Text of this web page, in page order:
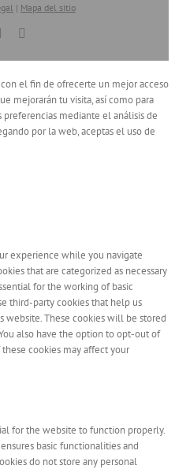
| Mapa del sitio
YouTube
el fin de ofrecerte un mejor acceso
mejorarán tu visita, así como para
mediante el análisis de
por la web, aceptas el uso de
experience while you navigate
that are categorized as necessary
for the working of basic
third-party cookies that help us
website. These cookies will be stored
also have the option to opt-out of
cookies may affect your
for the website to function properly.
basic functionalities and
do not store any personal